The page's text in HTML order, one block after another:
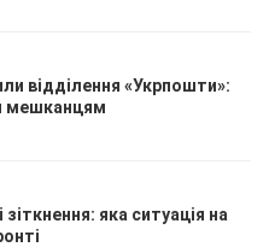
відділення «Укрпошти»:
мешканцям
яка ситуація на